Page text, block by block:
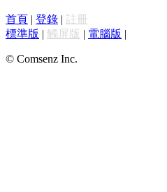
首頁 | 登錄 | 註冊
標準版 | 觸屏版 | 電腦版 |
© Comsenz Inc.